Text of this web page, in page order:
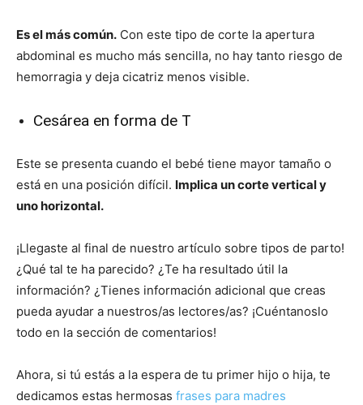
Es el más común. Con este tipo de corte la apertura
abdominal es mucho más sencilla, no hay tanto riesgo de
hemorragia y deja cicatriz menos visible.
Cesárea en forma de T
Este se presenta cuando el bebé tiene mayor tamaño o
está en una posición difícil. Implica un corte vertical y
uno horizontal.
¡Llegaste al final de nuestro artículo sobre tipos de parto!
¿Qué tal te ha parecido? ¿Te ha resultado útil la
información? ¿Tienes información adicional que creas
pueda ayudar a nuestros/as lectores/as? ¡Cuéntanoslo
todo en la sección de comentarios!
Ahora, si tú estás a la espera de tu primer hijo o hija, te
dedicamos estas hermosas frases para madres